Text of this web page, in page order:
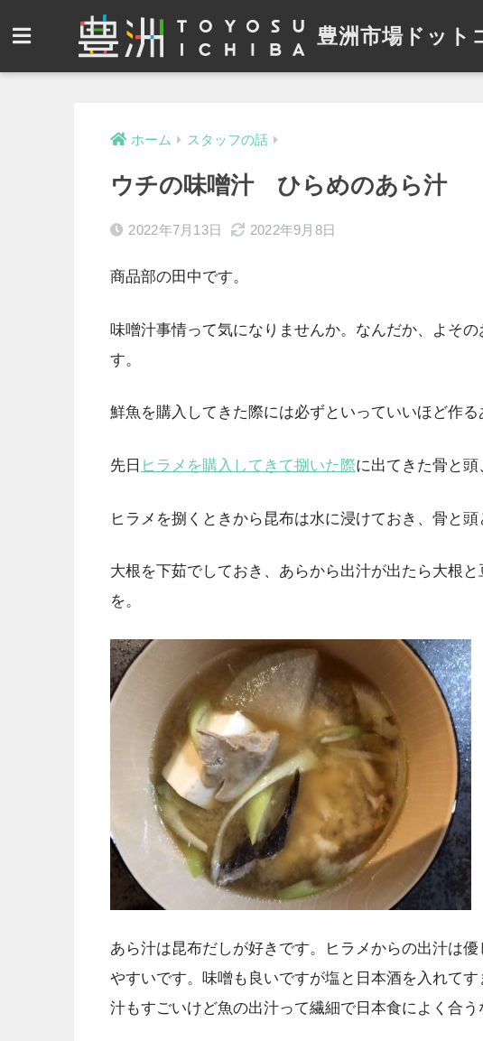
豊洲市場ドット
ホーム スタッフの話
ウチの味噌汁 ひらめのあら汁
2022年7月13日 2022年9月8日
商品部の田中です。
味噌汁事情って気になりませんか。なんだか、よそ
す。
鮮魚を購入してきた際には必ずといっていいほど作る
先日 ヒラメを購入してきて捌いた際に出てきた骨と頭
ヒラメを捌くときから昆布は水に浸けておき、骨と頭
大根を下茹でしておき、あらから出汁が出たら大根
を。
あら汁は昆布だしが好きです。ヒラメからの出汁は
やすいです。味噌も良いですが塩と日本酒を入れて
汁もすごいけど魚の出汁って繊細で日本食によく合う